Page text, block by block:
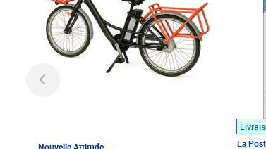
Nouvelle Attitude
La